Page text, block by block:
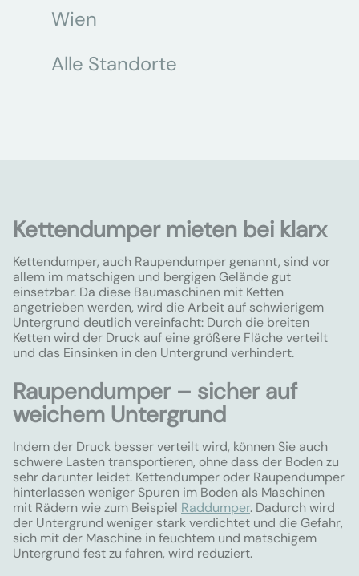
Wien
Alle Standorte
Kettendumper mieten bei klarx
Kettendumper, auch Raupendumper genannt, sind vor
allem im matschigen und bergigen Gelände gut
einsetzbar. Da diese Baumaschinen mit Ketten
angetrieben werden, wird die Arbeit auf schwierigem
Untergrund deutlich vereinfacht: Durch die breiten
Ketten wird der Druck auf eine größere Fläche verteilt
und das Einsinken in den Untergrund verhindert.
Raupendumper – sicher auf
weichem Untergrund
Indem der Druck besser verteilt wird, können Sie auch
schwere Lasten transportieren, ohne dass der Boden zu
sehr darunter leidet. Kettendumper oder Raupendumper
hinterlassen weniger Spuren im Boden als Maschinen
mit Rädern wie zum Beispiel Raddumper. Dadurch wird
der Untergrund weniger stark verdichtet und die Gefahr,
sich mit der Maschine in feuchtem und matschigem
Untergrund fest zu fahren, wird reduziert.